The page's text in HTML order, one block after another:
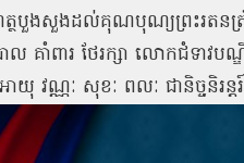
ថបួងសួងដល់គុណបុណ្យព្រះរតនត្រ័យ
គាំពារ ថែរក្សា លោកជំទាវប
យុ វណ្ណៈ សុខៈ ពលៈ ជានិច្ចនិរន្ត